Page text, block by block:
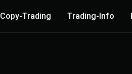
Copy-Trading Trading-Info